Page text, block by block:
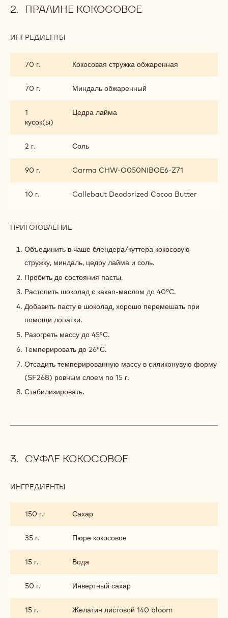
ПРАЛИНЕ КОКОСОВОЕ
ИНГРЕДИЕНТЫ
70 г.
Кокосовая стружка обжаренная
70 г. Миндаль обжаренный
1
кусок(ы)
Цедра лайма
2 г. Соль
90 г. Carma CHW-O050NIBOE6-Z71
10 г. Callebaut Deodorized Cocoa Butter
ПРИГОТОВЛЕНИЕ
КОКОСОВОЕ
Объединить в чаше блендера/куттера кокосовую
стружку, миндаль, цедру лайма и соль.
Пробить до состояния пасты.
Растопить шоколад с какао-маслом до 40°С.
Добавить пасту в шоколад, хорошо перемешать при
помощи лопатки.
Разогреть массу до 45°С.
Темперировать до 26°С.
Отсадить темперированную массу в силиконувую форму
(SF268) ровным слоем по 15 г.
Стабилизировать.
СУФЛЕ КОКОСОВОЕ
ИНГРЕДИЕНТЫ
150 г.
Сахар
35 г. Пюре кокосовое
15 г. Вода
50 г. Инвертный сахар
15 г. Желатин листовой 140 bloom